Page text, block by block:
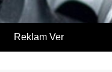
Reklam Ver